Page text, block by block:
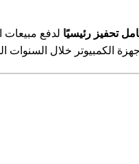
تحفيز رئيسيًا لدفع مبيعات
الكمبيوتر خلال السنوات